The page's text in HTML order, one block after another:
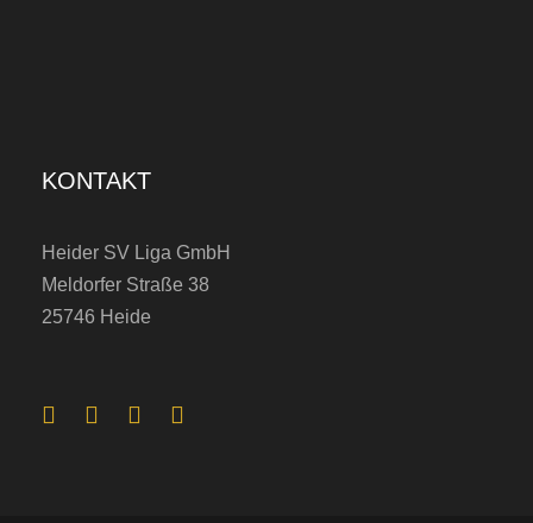
KONTAKT
Heider SV Liga GmbH
Meldorfer Straße 38
25746 Heide